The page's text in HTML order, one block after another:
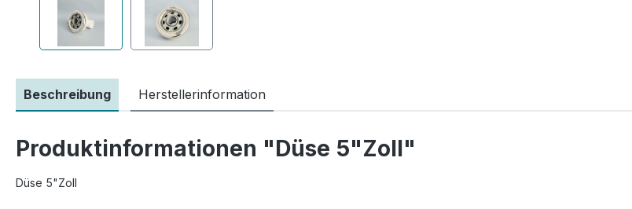
Beschreibung Herstellerinformation
Produktinformationen "Düse 5"Zoll"
Düse 5"Zoll